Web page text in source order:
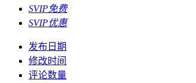
SVIP免费
SVIP优惠
发布日期
修改时间
评论数量